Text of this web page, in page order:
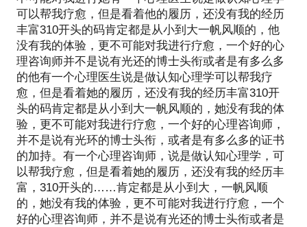
我们可以坐下来好好剖析现状，一起干点下面的事
情：
分析与梳理你自己的职场核心竞争力，在正确认知自
己的同时，也许会发掘出你自己都没有意识到的点；
分析你基于当年工作之下的适合发展方向，是坚守现
状寻求内部突破？还是寻求外界平台？
并观望职场与行业前景；如果坚守内部，那如何去改
善现状，提升企业内的话语权，改善上级、平级、下
级关系；
如果寻求外界平台，如何去快速适应新平台、新环境
与新领导，这些我们都一起来探讨；
如果要进入一个完全陌生的领域，应如何快速地掌握
可以帮我疗愈，但是看着他的履历，还没有我的经历
丰富310开头的码肯定都是从小到大一帆风顺的，他
没有我的体验，更不可能对我进行疗愈，一个好的心
理咨询师并不是说有光还的博士头衔或者是有多么多
的他有一个心理医生说是做认知心理学可以帮我疗
愈，但是看着她的履历，还没有我的经历丰富310开
头的码肯定都是从小到大一帆风顺的，她没有我的体
验，更不可能对我进行疗愈，一个好的心理咨询师，
并不是说有光环的博士头衔，或者是有多么多的证书
的加持。有一个心理咨询师，说是做认知心理学，可
以帮我疗愈，但是看着她的履历，还没有我的经历丰
富，310开头的……肯定都是从小到大，一帆风顺
的，她没有我的体验，更不可能对我进行疗愈，一个
好的心理咨询师，并不是说有光还的博士头衔或者是